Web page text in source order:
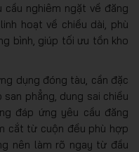
nghiêm ngặt về đăng
hoạt về chiều dài, phù
bình, giúp tối ưu tồn kho
dụng đóng tàu, cần đặc
phẳng, dung sai chiều
đáp ứng yêu cầu đăng
cắt từ cuộn đều phù hợp
nên làm rõ ngay từ đầu